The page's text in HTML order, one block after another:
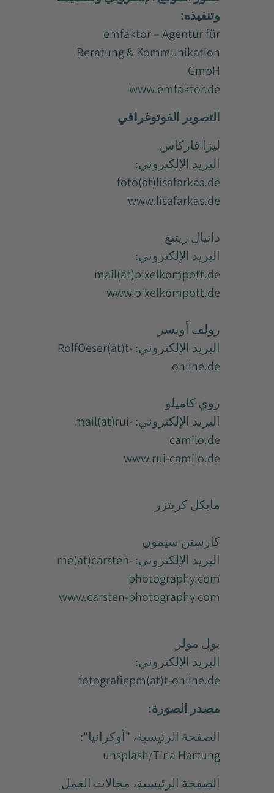
وتنفيذه:
emfaktor – Agentur für
Beratung & Kommunikation
GmbH
www.emfaktor.de
التصوير الفوتوغرافي
ليزا فاركاس
البريد الإلكتروني:
foto(at)lisafarkas.de
www.lisafarkas.de
دانيال ريتيغ
البريد الإلكتروني:
mail(at)pixelkompott.de
www.pixelkompott.de
رولف أويسر
البريد الإلكتروني: RolfOeser(at)t-
online.de
روي كاميلو
البريد الإلكتروني: mail(at)rui-
camilo.de
www.rui-camilo.de
مايكل كريتزر
كارستن سيمون
البريد الإلكتروني: me(at)carsten-
photography.com
www.carsten-photography.com
بول مولر
البريد الإلكتروني:
fotografiepm(at)t-online.de
مصدر الصورة:
الصفحة الرئيسية، "أوكرانيا":
unsplash/Tina Hartung
الصفحة الرئيسية، مجالات العمل